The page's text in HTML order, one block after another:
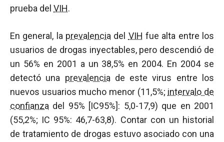
prueba del VIH.
En general, la prevalencia del VIH fue alta entre los
usuarios de drogas inyectables, pero descendió de
un 56% en 2001 a un 38,5% en 2004. En 2004 se
detectó una prevalencia de este virus entre los
nuevos usuarios mucho menor (11,5%; intervalo de
confianza del 95% [IC95%]: 5,0-17,9) que en 2001
(55,2%; IC 95%: 46,7-63,8). Contar con un historial
de tratamiento de drogas estuvo asociado con una